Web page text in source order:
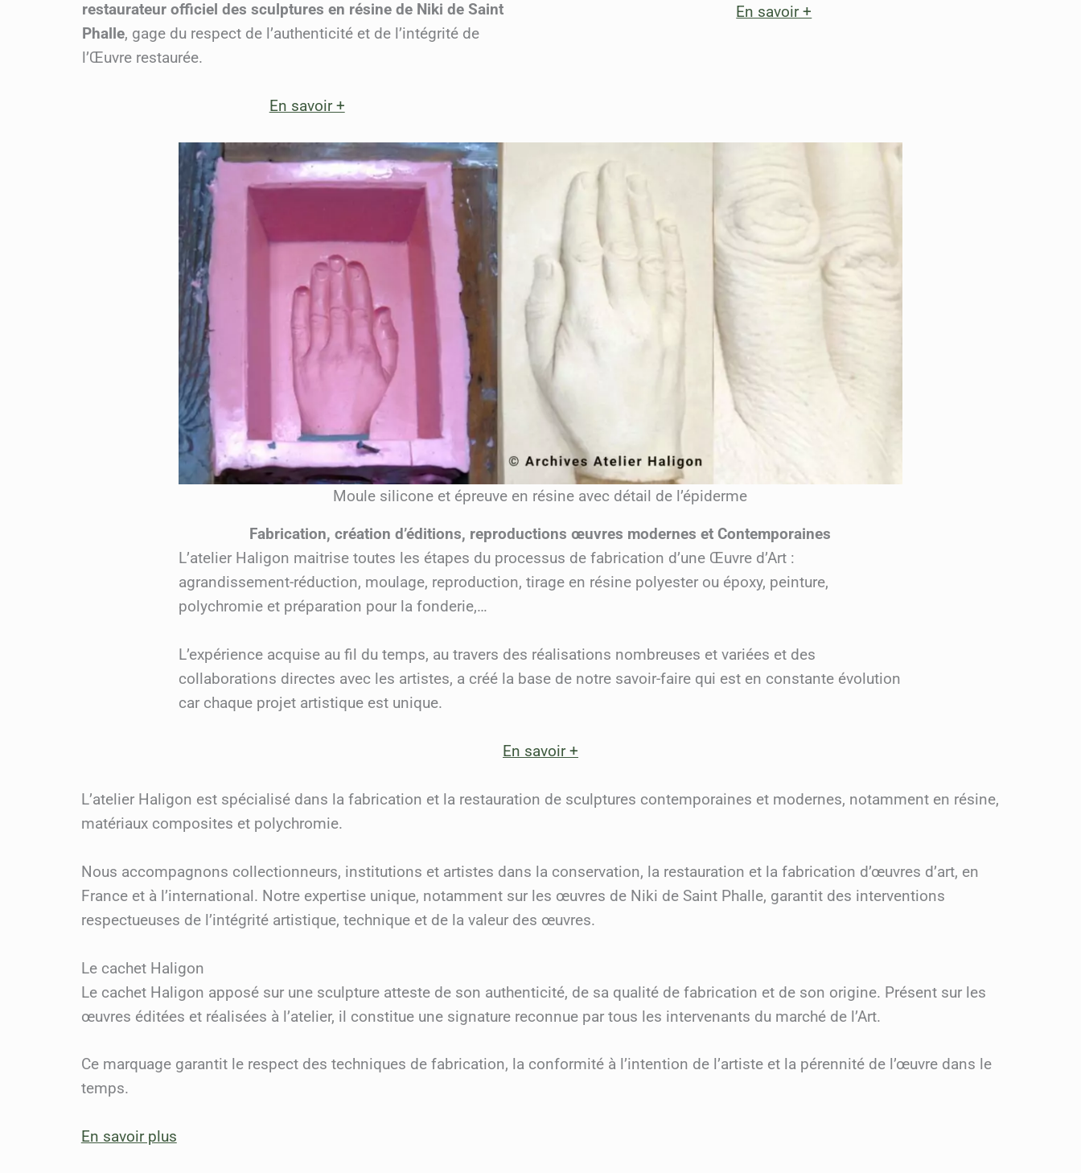
restaurateur officiel des sculptures en résine de Niki de Saint
Phalle, gage du respect de l’authenticité et de l’intégrité de
l’Œuvre restaurée.
En savoir +
En savoir +
Moule silicone et épreuve en résine avec détail de l’épiderme
Fabrication, création d’éditions, reproductions œuvres modernes et Contemporaines
L’atelier Haligon maitrise toutes les étapes du processus de fabrication d’une Œuvre d’Art :
agrandissement-réduction, moulage, reproduction, tirage en résine polyester ou époxy, peinture,
polychromie et préparation pour la fonderie,…
L’expérience acquise au fil du temps, au travers des réalisations nombreuses et variées et des
collaborations directes avec les artistes, a créé la base de notre savoir-faire qui est en constante évolution
car chaque projet artistique est unique.
En savoir +
L’atelier Haligon est spécialisé dans la fabrication et la restauration de sculptures contemporaines et modernes, notamment en résine,
matériaux composites et polychromie.
Nous accompagnons collectionneurs, institutions et artistes dans la conservation, la restauration et la fabrication d’œuvres d’art, en
France et à l’international. Notre expertise unique, notamment sur les œuvres de Niki de Saint Phalle, garantit des interventions
respectueuses de l’intégrité artistique, technique et de la valeur des œuvres.
Le cachet Haligon
Le cachet Haligon apposé sur une sculpture atteste de son authenticité, de sa qualité de fabrication et de son origine. Présent sur les
œuvres éditées et réalisées à l’atelier, il constitue une signature reconnue par tous les intervenants du marché de l’Art.
Ce marquage garantit le respect des techniques de fabrication, la conformité à l’intention de l’artiste et la pérennité de l’œuvre dans le
temps.
En savoir plus